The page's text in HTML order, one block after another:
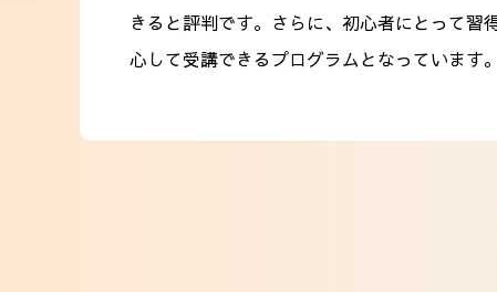
きると評判です。さらに、初心者にとって
心して受講できるプログラムとなっています。